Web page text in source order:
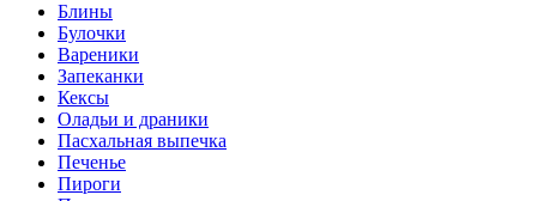
Блины
Булочки
Вареники
Запеканки
Кексы
Оладьи и драники
Пасхальная выпечка
Печенье
Пироги